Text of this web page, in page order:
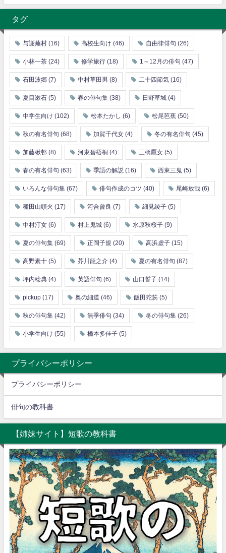
タグ
与謝蕪村 (16) 高校生向け (46) 自由律俳句 (26)
小林一茶 (24) 修学旅行 (18) 1～12月の俳句 (47)
石田波郷 (7) 中村草田男 (8) 二十四節気 (16)
夏目漱石 (5) 春の俳句集 (38) 日野草城 (4)
中学生向け (102) 松本たかし (6) 松尾芭蕉 (50)
秋の有名俳句 (68) 加賀千代女 (4) 冬の有名俳句 (45)
加藤楸邨 (8) 河東碧梧桐 (4) 三橋鷹女 (5)
春の有名俳句 (63) 季語の解説 (16) 西東三鬼 (5)
いろんな俳句集 (67) 俳句作成のコツ (40) 尾崎放哉 (6)
種田山頭火 (17) 河合曾良 (7) 細見綾子 (5)
中村汀女 (6) 村上鬼城 (6) 水原秋桜子 (9)
夏の俳句集 (69) 正岡子規 (20) 高浜虚子 (15)
高野素十 (5) 芥川龍之介 (4) 夏の有名俳句 (87)
坪内稔典 (4) 英語俳句 (6) 山口誓子 (14)
pickup (17) 奥の細道 (46) 飯田蛇笏 (5)
秋の俳句集 (42) 無季俳句 (34) 冬の俳句集 (26)
小学生向け (55) 橋本多佳子 (5)
プライバシーポリシー
プライバシーポリシー
俳句の教科書
【姉妹サイト】短歌の教科書